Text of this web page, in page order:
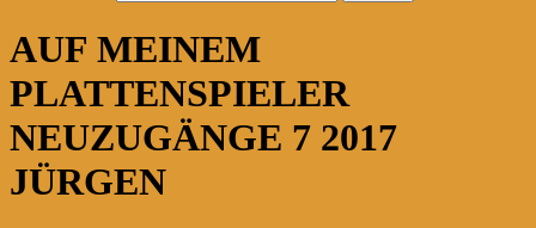
AUF MEINEM
PLATTENSPIELER
NEUZUGÄNGE 7 2017
JÜRGEN